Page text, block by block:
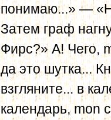
понимаю...» —
Затем граф
Фирс?» А! Чего,
да это шутка...
взгляните... в
календарь, mon